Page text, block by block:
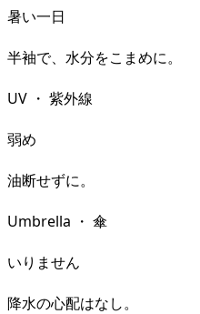
暑い一日
半袖で、水分をこまめに。
UV ・ 紫外線
弱め
油断せずに。
Umbrella ・ 傘
いりません
降水の心配はなし。